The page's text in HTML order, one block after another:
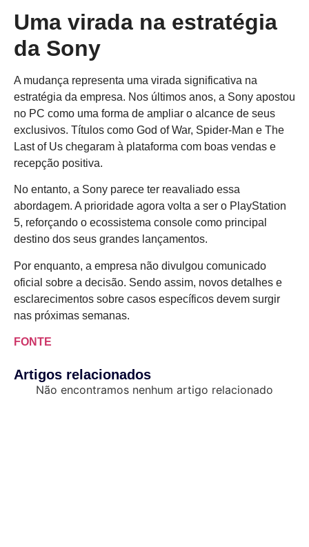
Uma virada na estratégia
da Sony
A mudança representa uma virada significativa na
estratégia da empresa. Nos últimos anos, a Sony apostou
no PC como uma forma de ampliar o alcance de seus
exclusivos. Títulos como God of War, Spider-Man e The
Last of Us chegaram à plataforma com boas vendas e
recepção positiva.
No entanto, a Sony parece ter reavaliado essa
abordagem. A prioridade agora volta a ser o PlayStation
5, reforçando o ecossistema console como principal
destino dos seus grandes lançamentos.
Por enquanto, a empresa não divulgou comunicado
oficial sobre a decisão. Sendo assim, novos detalhes e
esclarecimentos sobre casos específicos devem surgir
nas próximas semanas.
FONTE
Artigos relacionados
Não encontramos nenhum artigo relacionado